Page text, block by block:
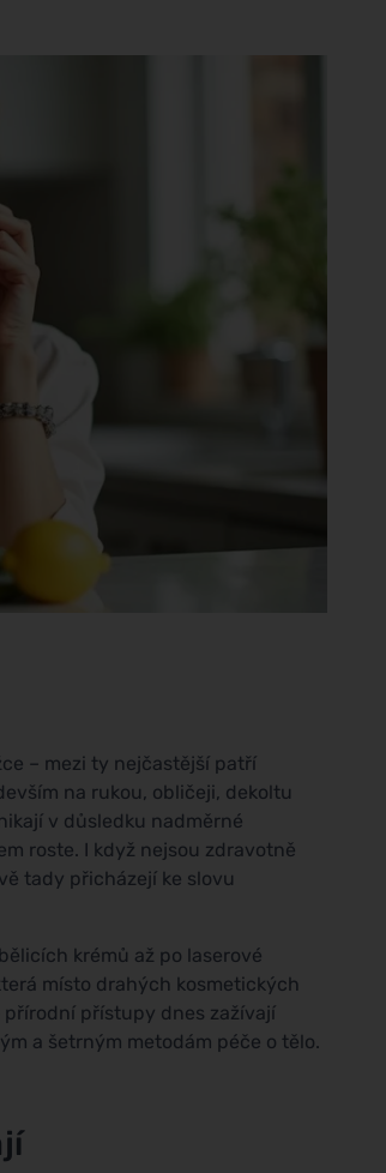
– mezi ty nejčastější patří
na rukou, obličeji, dekoltu
v důsledku nadměrné
roste. I když nejsou zdravotně
tady přicházejí ke slovu
krémů až po laserové
místo drahých kosmetických
přístupy dnes zažívají
a šetrným metodám péče o tělo.